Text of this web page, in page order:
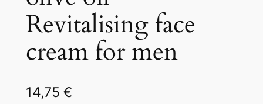
Revitalising face
cream for men
14,75 €